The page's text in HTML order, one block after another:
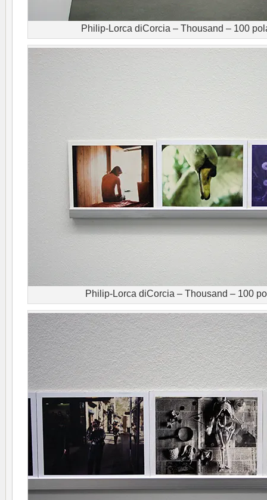
Philip-Lorca diCorcia – Thousand – 100
Philip-Lorca diCorcia – Thousand – 100